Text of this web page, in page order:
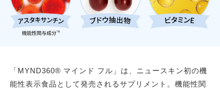
「MYND360® マインド フル」は、ニュースキン初の機
能性表示食品として発売されるサプリメント。機能性関